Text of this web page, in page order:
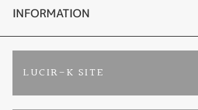
手作り結婚指輪
手作りペアリング
カラー発色ジュエリー
ブランドリスト
リフォーム
店舗情報・会社概要
お問い合わせ
INFORMATION
LUCIR-K SITE